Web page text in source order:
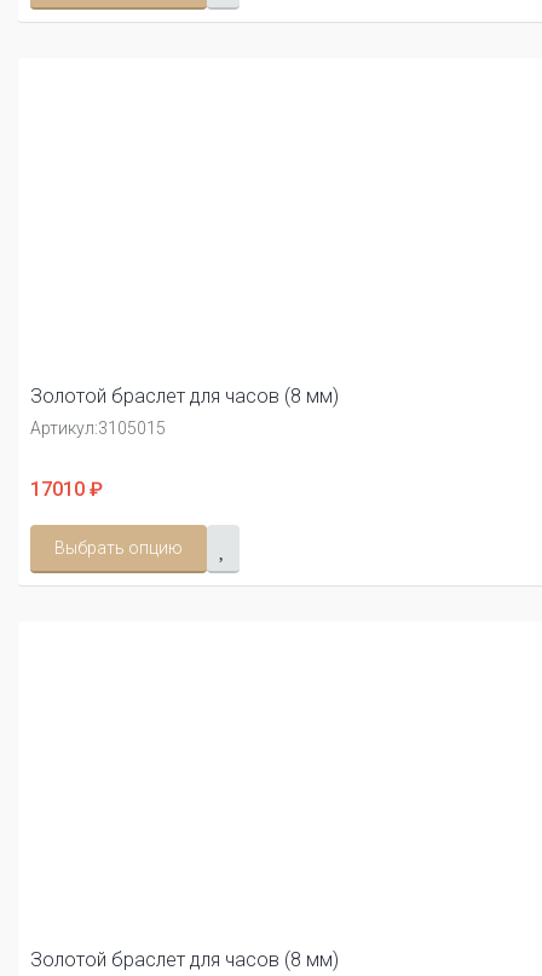
Золотой браслет для часов (8 мм)
Артикул:3105015
17010 ₽
Выбрать опцию
Золотой браслет для часов (8 мм)